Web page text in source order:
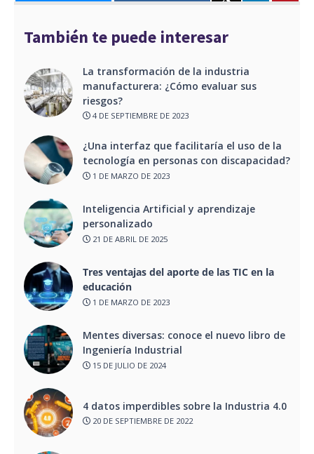
También te puede interesar
La transformación de la industria
manufacturera: ¿Cómo evaluar sus
riesgos?
4 DE SEPTIEMBRE DE 2023
¿Una interfaz que facilitaría el uso de la
tecnología en personas con discapacidad?
1 DE MARZO DE 2023
Inteligencia Artificial y aprendizaje
personalizado
21 DE ABRIL DE 2025
Tres ventajas del aporte de las TIC en la
educación
1 DE MARZO DE 2023
Mentes diversas: conoce el nuevo libro de
Ingeniería Industrial
15 DE JULIO DE 2024
4 datos imperdibles sobre la Industria 4.0
20 DE SEPTIEMBRE DE 2022